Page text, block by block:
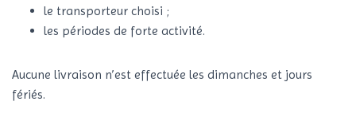
le transporteur choisi ;
les périodes de forte activité.
Aucune livraison n’est effectuée les dimanches et jours
fériés.